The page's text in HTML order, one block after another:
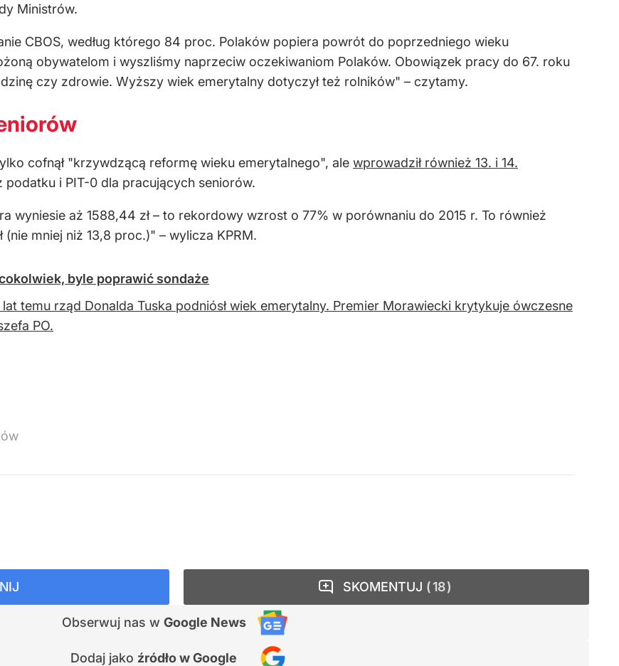
Ministrów.
CBOS, według którego 84 proc. Polaków popiera powrót do poprzedniego wieku
obywatelom i wyszliśmy naprzeciw oczekiwaniom Polaków. Obowiązek pracy do 67. roku
czy zdrowie. Wyższy wiek emerytalny dotyczył też rolników" – czytamy.
cofnął "krzywdzącą reformę wieku emerytalnego", ale wprowadził również 13. i 14.
podatku i PIT-0 dla pracujących seniorów.
wyniesie aż 1588,44 zł – to rekordowy wzrost o 77% w porównaniu do 2015 r. To również
mniej niż 13,8 proc.)" – wylicza KPRM.
byle poprawić sondaże
lat temu rząd Donalda Tuska podniósł wiek emerytalny. Premier Morawiecki krytykuje ówczesne
PO.
Obserwuj nas w Google News
Dodaj jako źródło w Google
SKOMENTUJ 18